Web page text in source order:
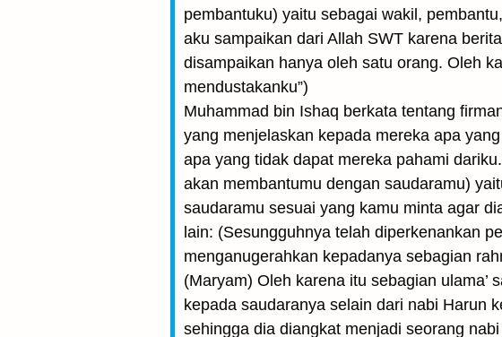
pembantuku) yaitu sebagai wakil,
aku sampaikan dari Allah SWT karena
disampaikan hanya oleh satu orang. Oleh
mendustakanku”)
Muhammad bin Ishaq berkata tentang
yang menjelaskan kepada mereka apa
apa yang tidak dapat mereka pahami
akan membantumu dengan saudaramu)
saudaramu sesuai yang kamu minta agar
lain: (Sesungguhnya telah diperkenankan
menganugerahkan kepadanya sebagian
(Maryam) Oleh karena itu sebagian
kepada saudaranya selain dari nabi Harun
sehingga dia diangkat menjadi seorang